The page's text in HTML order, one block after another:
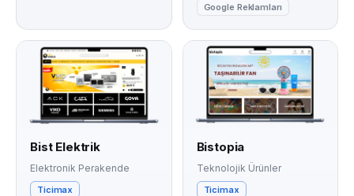
Google Reklamları
Bist Elektrik
Elektronik Perakende
Ticimax
Bistopia
Teknolojik Ürünler
Ticimax